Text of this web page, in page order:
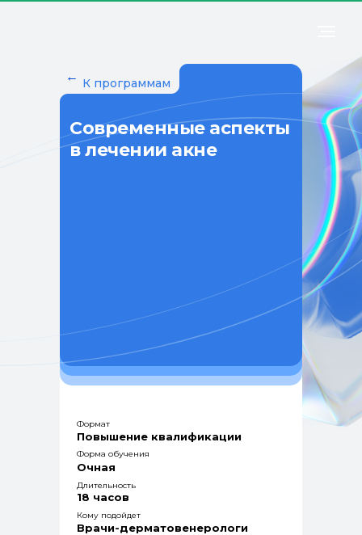
Форма обучения
Длительность
18 часов
Очная
Врачи-дерматовенерологи
Кому подойдет
Повышение квалификации
Формат
← К программам
Современные аспекты
в лечении акне